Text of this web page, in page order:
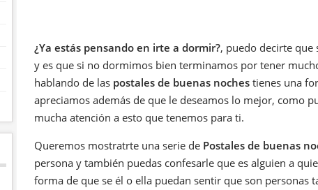
¿Ya estás pensando en irte a dormir?, puedo decirte que
y es que si no dormimos bien terminamos por tener
hablando de las postales de buenas noches tienes una
apreciamos además de que le deseamos lo mejor, como
mucha atención a esto que tenemos para ti.
Queremos mostratrte una serie de Postales de buenas
persona y también puedas confesarle que es alguien a
forma de que se él o ella puedan sentir que son